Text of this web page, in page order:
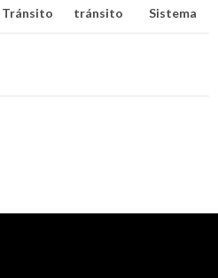
Tránsito
tránsito
Sistema